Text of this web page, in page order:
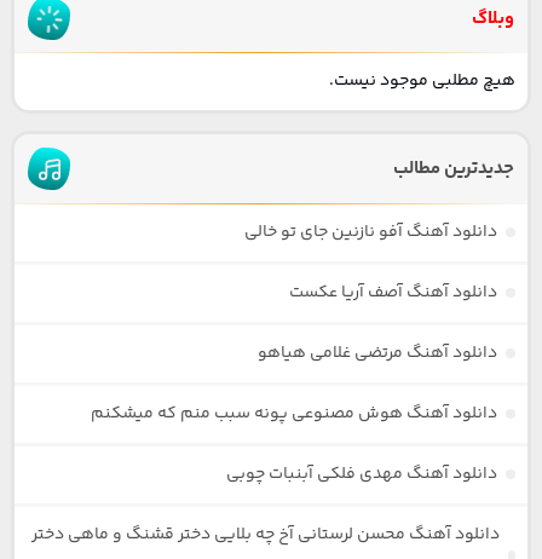
وبلاگ
هیچ مطلبی موجود نیست.
جدیدترین مطالب
دانلود آهنگ آفو نازنین جای تو خالی
دانلود آهنگ آصف آریا عکست
دانلود آهنگ مرتضی غلامی هیاهو
دانلود آهنگ هوش مصنوعی پونه سبب منم که میشکنم
دانلود آهنگ مهدی فلکی آبنبات چوبی
دانلود آهنگ محسن لرستانی آخ چه بلایی دختر قشنگ و ماهی دختر